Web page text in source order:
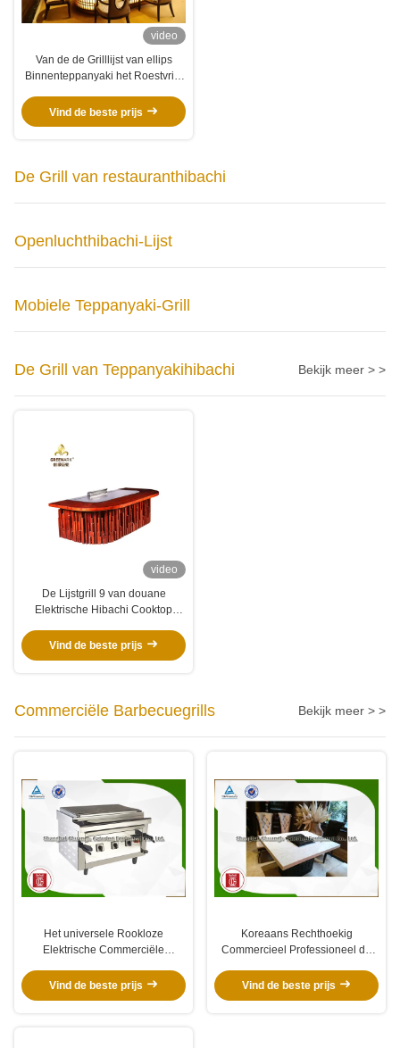
video
Van de de Grilllijst van ellips
Binnenteppanyaki het Roestvrije
Vind de beste prijs
De Grill van restauranthibachi
Openluchthibachi-Lijst
Mobiele Teppanyaki-Grill
De Grill van Teppanyakihibachi Bekijk meer > >
video
De Lijstgrill 9 van douane
Elektrische Hibachi Cooktop
Vind de beste prijs
Commerciële Barbecuegrills Bekijk meer > >
Het universele Rookloze
Elektrische Commerciële
Barbecuegrills
Vind de beste prijs
Koreaans Rechthoekig
Commercieel Professioneel de
gebruik van Barbecuegrills
Vind de beste prijs